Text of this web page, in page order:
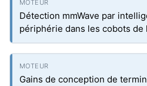
Détection mmWave par
périphérie dans les cobots
Gains de conception de